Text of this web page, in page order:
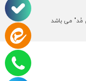
مُد" می باشد